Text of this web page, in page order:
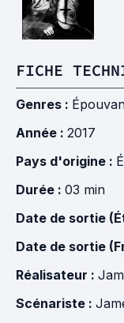
FICHE
Genres :
Année : 2017
Pays d'origine :
Durée : 03 min
Date de sortie
Date de sortie
Réalisateur :
Scénariste :